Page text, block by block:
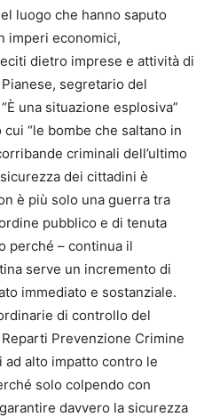
luogo che hanno saputo
imperi economici,
dietro imprese e attività di
segretario del
una situazione esplosiva”
“le bombe che saltano in
criminali dell’ultimo
dei cittadini è
è più solo una guerra tra
pubblico e di tenuta
perché – continua il
serve un incremento di
immediato e sostanziale.
di controllo del
Prevenzione Crimine
ad alto impatto contro le
solo colpendo con
davvero la sicurezza